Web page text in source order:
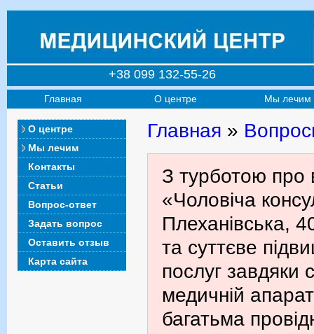
+38 099 132-55-26
Главная О центре Мы лечим
О центре
Мы лечим
Контакты
Статьи
Вопрос-ответ
Задать вопрос
Оставить отзыв
Карта сайта
Главная »
З турботою про
«Чоловіча
Плеханівська,
та суттєве
послуг завдяки
медичній
багатьма